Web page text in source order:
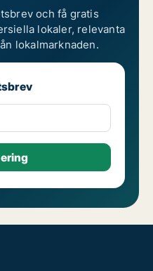
och få gratis
lokaler, relevanta
lokalmarknaden.